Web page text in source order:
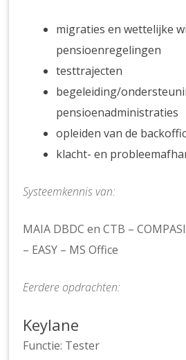
migraties en wettelijke
pensioenregelingen
testtrajecten
begeleiding/
pensioenadministraties
opleiden van de
klacht- en
Systeemkennis van:
MAIA DBDC en CTB –
– EASY – MS Office
Eerdere opdrachten:
Keylane
Functie: Tester